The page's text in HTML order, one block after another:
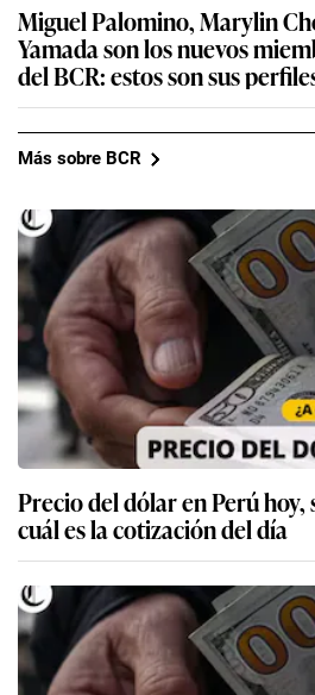
Miguel Palomino, Marylin
Yamada son los nuevos
del BCR: estos son sus
Más sobre BCR
Precio del dólar en Perú hoy,
cuál es la cotización del día